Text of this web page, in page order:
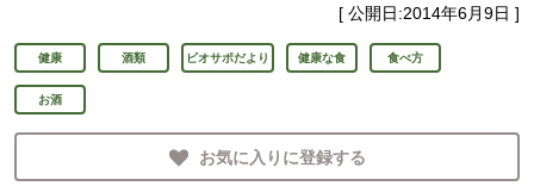
[ 公開日:2014年6月9日 ]
健康 酒類 ビオサポだより 健康な食 食べ方
お酒
お気に入りに登録する